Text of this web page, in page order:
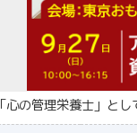
「心の管理栄養士」と